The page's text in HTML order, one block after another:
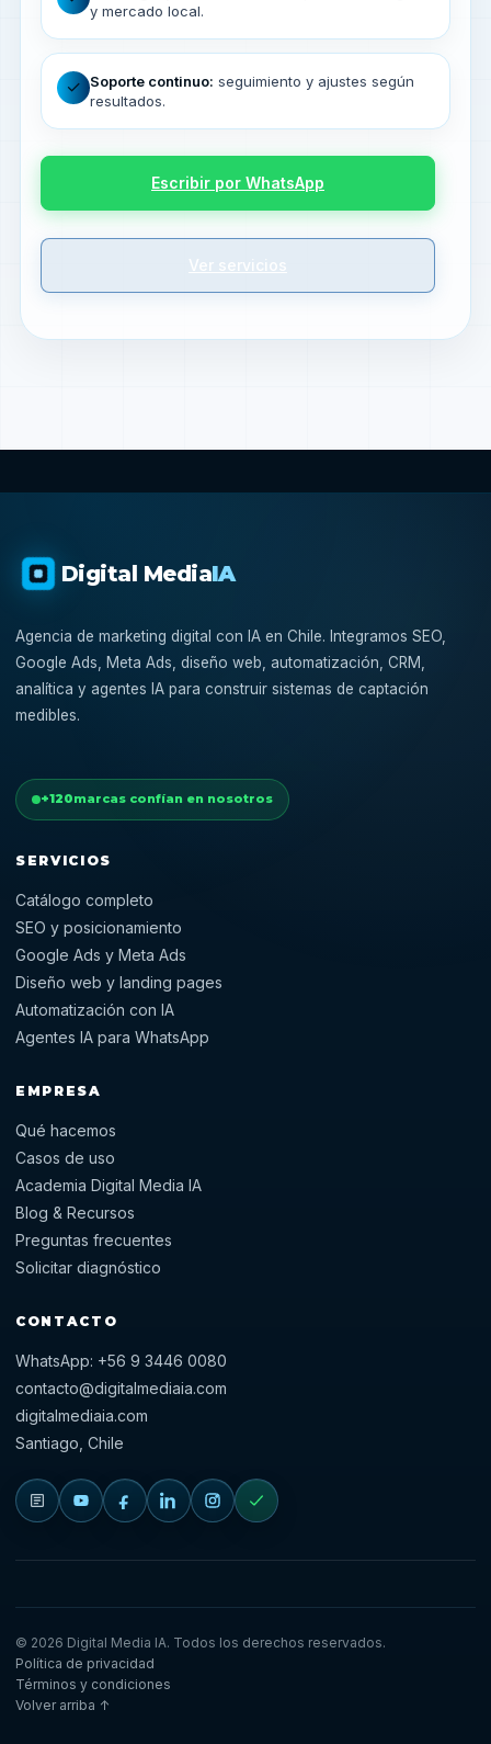
y mercado local.
✓ Soporte continuo: seguimiento y ajustes según
resultados.
Escribir por WhatsApp
Ver servicios
Digital MediaIA
Agencia de marketing digital con IA en Chile. Integramos SEO,
Google Ads, Meta Ads, diseño web, automatización, CRM,
analítica y agentes IA para construir sistemas de captación
medibles.
+120marcas confían en nosotros
SERVICIOS
Catálogo completo
SEO y posicionamiento
Google Ads y Meta Ads
Diseño web y landing pages
Automatización con IA
Agentes IA para WhatsApp
EMPRESA
Qué hacemos
Casos de uso
Academia Digital Media IA
Blog & Recursos
Preguntas frecuentes
Solicitar diagnóstico
CONTACTO
WhatsApp: +56 9 3446 0080
contacto@digitalmediaia.com
digitalmediaia.com
Santiago, Chile
BlogYouTubeFacebook
LinkedInInstagramDiagnóstico
© 2026 Digital Media IA. Todos los derechos reservados.
Política de privacidad
Términos y condiciones
Volver arriba ↑